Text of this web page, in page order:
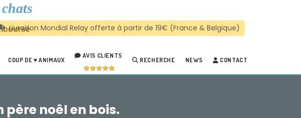
chats
COUP DE ♥ ANIMAUX
AVIS CLIENTS
RECHERCHE NEWS CONTACT
noêl en bois.